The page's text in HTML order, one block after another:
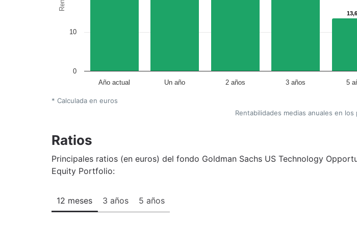
Año actual Un año 2 años 3 años 5
0
10
* Calculada en euros
Rentabilidades medias anuales en
Ratios
Principales ratios (en euros) del fondo Goldman Sachs US Technology
Equity Portfolio:
12 meses 3 años 5 años